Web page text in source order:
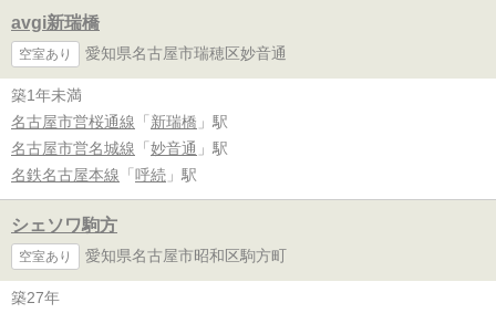
avgi新瑞橋
空室あり 愛知県名古屋市瑞穂区妙音通
築1年未満
名古屋市営桜通線 「 新瑞橋 」駅
名古屋市営名城線 「 妙音通 」駅
名鉄名古屋本線 「 呼続 」駅
シェソワ駒方
空室あり 愛知県名古屋市昭和区駒方町
築27年